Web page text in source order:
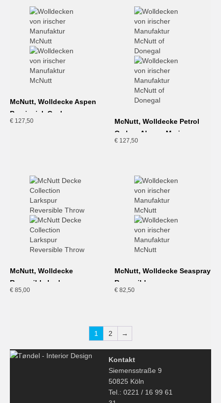
McNutt, Wolldecke Aspen
Provincial, Cashmere-
Merino
€ 127,50
McNutt, Wolldecke Petrol
Ombre, Alpaca-Merino
€ 127,50
McNutt, Wolldecke
Reversible Larkspur
€ 85,00
McNutt, Wolldecke Seaspray
Reversible
€ 82,50
1 2 →
Kontakt
Siemensstraße 9
50825 Köln
Tel.: 0221 / 16 99 61